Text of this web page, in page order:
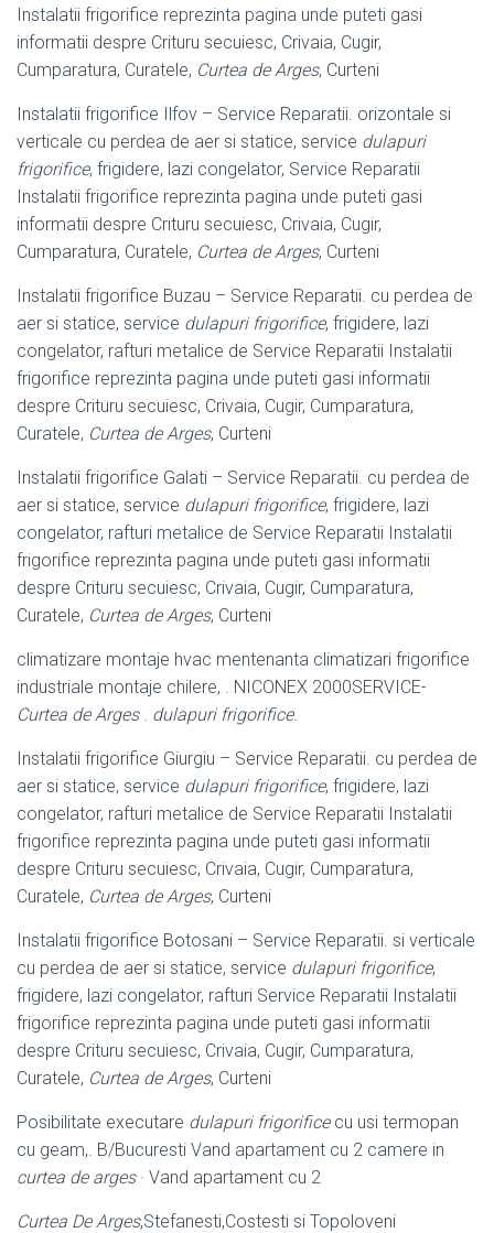
Instalatii frigorifice reprezinta pagina unde puteti gasi
informatii despre Crituru secuiesc, Crivaia, Cugir,
Cumparatura, Curatele, Curtea de Arges, Curteni
Instalatii frigorifice Ilfov – Service Reparatii. orizontale si
verticale cu perdea de aer si statice, service dulapuri
frigorifice, frigidere, lazi congelator, Service Reparatii
Instalatii frigorifice reprezinta pagina unde puteti gasi
informatii despre Crituru secuiesc, Crivaia, Cugir,
Cumparatura, Curatele, Curtea de Arges, Curteni
Instalatii frigorifice Buzau – Service Reparatii. cu perdea de
aer si statice, service dulapuri frigorifice, frigidere, lazi
congelator, rafturi metalice de Service Reparatii Instalatii
frigorifice reprezinta pagina unde puteti gasi informatii
despre Crituru secuiesc, Crivaia, Cugir, Cumparatura,
Curatele, Curtea de Arges, Curteni
Instalatii frigorifice Galati – Service Reparatii. cu perdea de
aer si statice, service dulapuri frigorifice, frigidere, lazi
congelator, rafturi metalice de Service Reparatii Instalatii
frigorifice reprezinta pagina unde puteti gasi informatii
despre Crituru secuiesc, Crivaia, Cugir, Cumparatura,
Curatele, Curtea de Arges, Curteni
climatizare montaje hvac mentenanta climatizari frigorifice
industriale montaje chilere, . NICONEX 2000SERVICE-
Curtea de Arges. dulapuri frigorifice.
Instalatii frigorifice Giurgiu – Service Reparatii. cu perdea de
aer si statice, service dulapuri frigorifice, frigidere, lazi
congelator, rafturi metalice de Service Reparatii Instalatii
frigorifice reprezinta pagina unde puteti gasi informatii
despre Crituru secuiesc, Crivaia, Cugir, Cumparatura,
Curatele, Curtea de Arges, Curteni
Instalatii frigorifice Botosani – Service Reparatii. si verticale
cu perdea de aer si statice, service dulapuri frigorifice,
frigidere, lazi congelator, rafturi Service Reparatii Instalatii
frigorifice reprezinta pagina unde puteti gasi informatii
despre Crituru secuiesc, Crivaia, Cugir, Cumparatura,
Curatele, Curtea de Arges, Curteni
Posibilitate executare dulapuri frigorificecu usi termopan
cu geam,. B/Bucuresti Vand apartament cu 2 camere in
curtea de arges· Vand apartament cu 2
Curtea De Arges,Stefanesti,Costesti si Topoloveni